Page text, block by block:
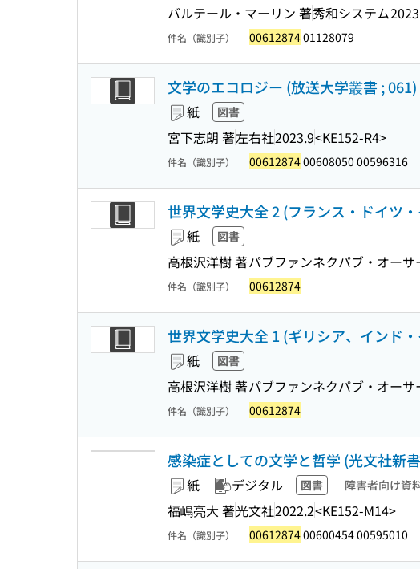
バルテール・マーリン 著秀和システム
件名（識別子） 0061287401128079
文学のエコロジー (放送大学叢書 ; 061)
紙 図書
宮下志朗 著左右社2023.9<KE152-R4>
件名（識別子） 0061287400608050 00596316
世界文学史大全 2 (フランス・ドイツ
紙 図書
高根沢洋樹 著パブファンネクパブ・オーサ
件名（識別子） 00612874
世界文学史大全 1 (ギリシア、インド
紙 図書
高根沢洋樹 著パブファンネクパブ・オーサ
件名（識別子） 00612874
感染症としての文学と哲学 (光文社新
紙 デジタル 図書 障害者向け資
福嶋亮大 著光文社2022.2<KE152-M14>
件名（識別子） 0061287400600454 00595010